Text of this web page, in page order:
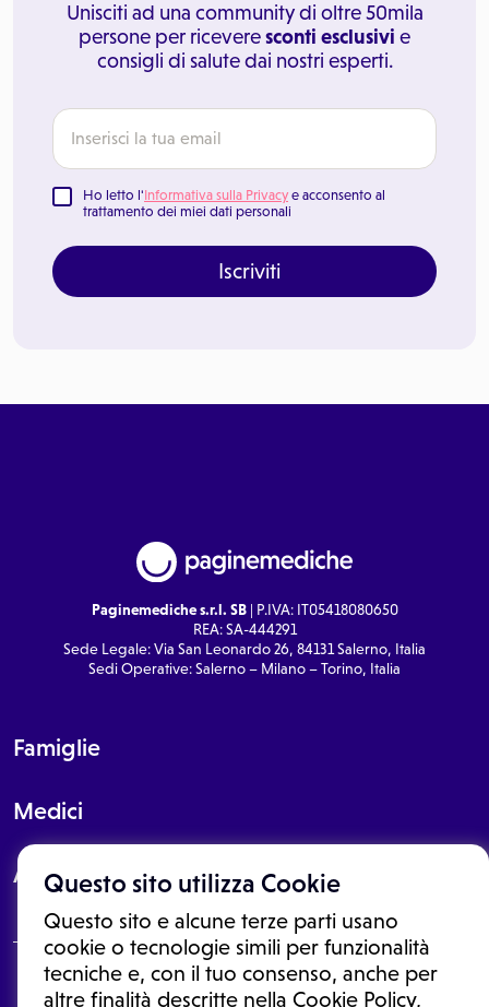
Questo sito utilizza Cookie
Questo sito e alcune terze parti usano
cookie o tecnologie simili per funzionalità
tecniche e, con il tuo consenso, anche per
altre finalità descritte nella Cookie Policy,
Unisciti ad una community di oltre 50mila
persone per riceveresconti esclusivi e
consigli di salute dai nostri esperti.
Ho letto l'Informativa sulla Privacy e acconsento al
trattamento dei miei dati personali
Iscriviti
Paginemediche s.r.l. SB| P.IVA: IT05418080650
REA: SA-444291
Sede Legale: Via San Leonardo 26, 84131 Salerno, Italia
Sedi Operative: Salerno – Milano – Torino, Italia
Famiglie
Medici
About
Le informazioni proposte in questo sito non sono un consulto medico.